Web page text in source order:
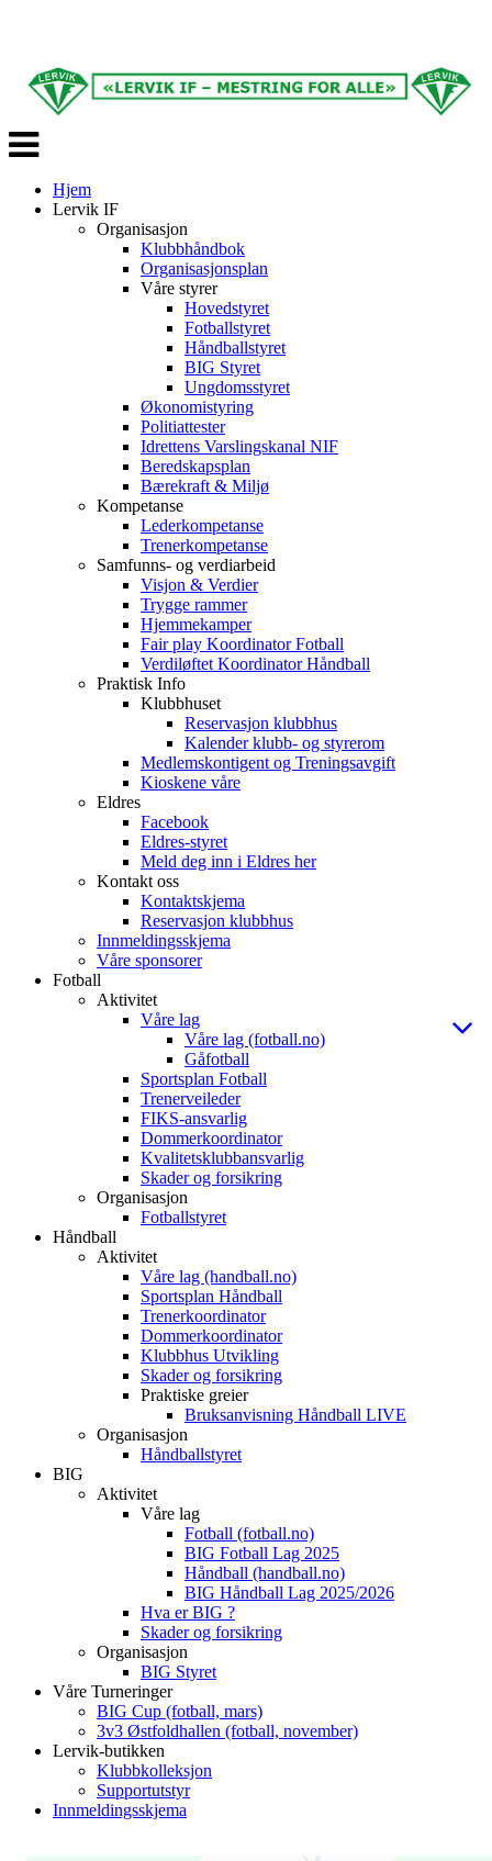
Veksle
navigasjon
Hjem
Lervik IF
Organisasjon
Klubbhåndbok
Organisasjonsplan
Våre styrer
Hovedstyret
Fotballstyret
Håndballstyret
BIG Styret
Ungdomsstyret
Økonomistyring
Politiattester
Idrettens Varslingskanal NIF
Beredskapsplan
Bærekraft & Miljø
Kompetanse
Lederkompetanse
Trenerkompetanse
Samfunns- og verdiarbeid
Visjon & Verdier
Trygge rammer
Hjemmekamper
Fair play Koordinator Fotball
Verdiløftet Koordinator Håndball
Praktisk Info
Klubbhuset
Reservasjon klubbhus
Kalender klubb- og styrerom
Medlemskontigent og Treningsavgift
Kioskene våre
Eldres
Facebook
Eldres-styret
Meld deg inn i Eldres her
Kontakt oss
Kontaktskjema
Reservasjon klubbhus
Innmeldingsskjema
Våre sponsorer
Fotball
Aktivitet
Våre lag
Våre lag (fotball.no)
Gåfotball
Sportsplan Fotball
Trenerveileder
FIKS-ansvarlig
Dommerkoordinator
Kvalitetsklubbansvarlig
Skader og forsikring
Organisasjon
Fotballstyret
Håndball
Aktivitet
Våre lag (handball.no)
Sportsplan Håndball
Trenerkoordinator
Dommerkoordinator
Klubbhus Utvikling
Skader og forsikring
Praktiske greier
Bruksanvisning Håndball LIVE
Organisasjon
Håndballstyret
BIG
Aktivitet
Våre lag
Fotball (fotball.no)
BIG Fotball Lag 2025
Håndball (handball.no)
BIG Håndball Lag 2025/2026
Hva er BIG ?
Skader og forsikring
Organisasjon
BIG Styret
Våre Turneringer
BIG Cup (fotball, mars)
3v3 Østfoldhallen (fotball, november)
Lervik-butikken
Klubbkolleksjon
Supportutstyr
Innmeldingsskjema